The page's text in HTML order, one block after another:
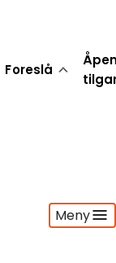
Foreslå
Meny